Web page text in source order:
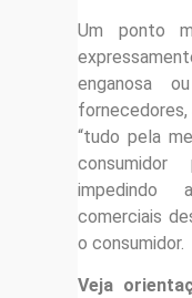
Um ponto
enganosa
fornecedores,
“tudo pela
impedindo
comerciais
o consumidor.
Veja